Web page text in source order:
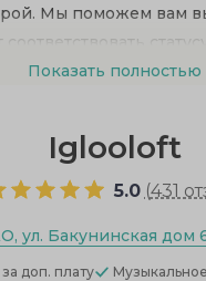
Мы поможем вам
соответствовать
планируемого
Показать полностью
Iglooloft
5.0 (431
ул. Бакунинская дом
за доп. плату